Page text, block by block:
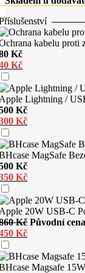
kabelu proti
Kč
Kč
Lightning /
Kč
Kč
MagSafe
Kč
Kč
20W USB-C
Kč Původní
Kč
Magsafe